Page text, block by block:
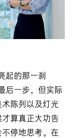
起的那一刹
后一步，但实际
陈列以及灯光
算真正大功告
停地思考。在